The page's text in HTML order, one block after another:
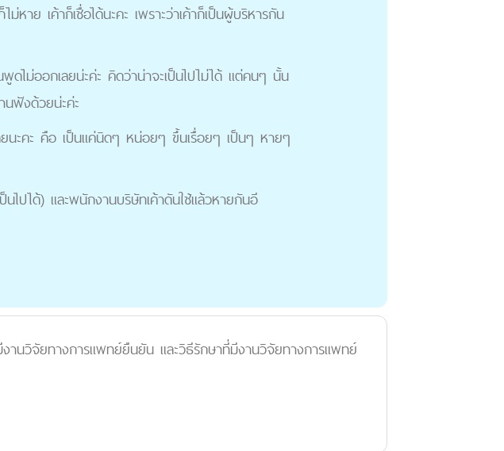
หาย เค้าก็เชื่อได้นะคะ เพราะว่าเค้าก็เป็นผู้บริหารกัน
ดไม่ออกเลยน่ะค่ะ คิดว่าน่าจะเป็นไปไม่ได้ แต่คนๆ นั้น
นฟังด้วยน่ะค่ะ
ยนะคะ คือ เป็นแค่นิดๆ หน่อยๆ ขึ้นเรื่อยๆ เป็นๆ หายๆ
นไปได้) และพนักงานบริษัทเค้าดันใช้แล้วหายกันอี
นวิจัยทางการแพทย์ยืนยัน และวิธีรักษาที่มีงานวิจัยทางการแพทย์